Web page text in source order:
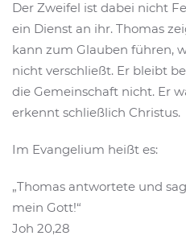
Der Zweifel ist dabei nicht
ein Dienst an ihr. Thomas
kann zum Glauben führen,
nicht verschließt. Er bleibt
die Gemeinschaft nicht. Er
erkennt schließlich Christus.
Im Evangelium heißt es:
„Thomas antwortete und
mein Gott!“
Joh 20,28